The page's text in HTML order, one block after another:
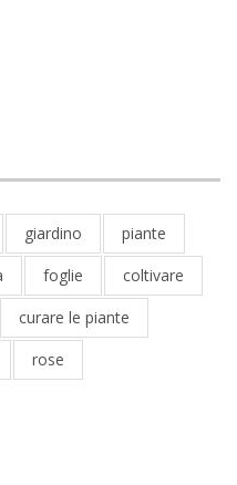
giardino
piante
foglie
coltivare
curare le piante
rose